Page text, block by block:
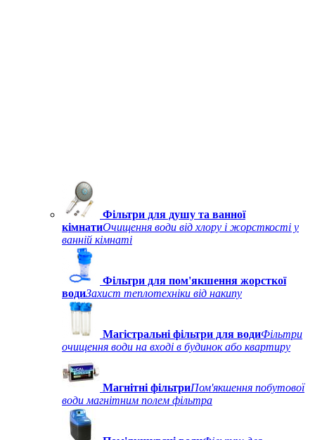
Фільтри для душу та ванної
кімнатиОчищення води від хлору і жорсткості у
ванній кімнаті
Фільтри для пом'якшення жорсткої
водиЗахист теплотехніки від накипу
Магістральні фільтри для водиФільтри
очищення води на вході в будинок або квартиру
Магнітні фільтриПом'якшення побутової
води магнітним полем фільтра